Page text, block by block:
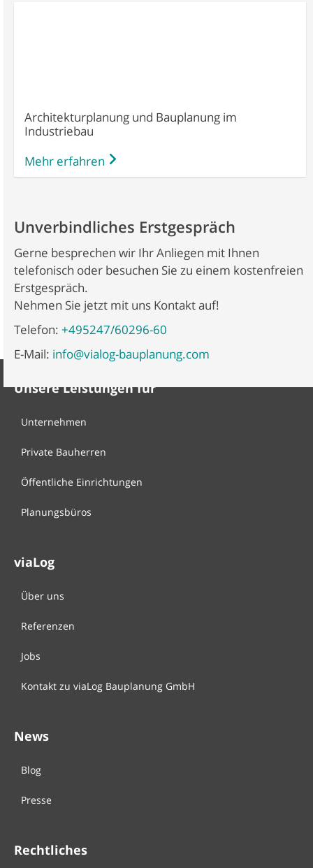
Architekturplanung und Bauplanung im
Industriebau
Mehr erfahren
Unverbindliches Erstgespräch
Gerne besprechen wir Ihr Anliegen mit Ihnen
telefonisch oder besuchen Sie zu einem kostenfreien
Erstgespräch.
Nehmen Sie jetzt mit uns Kontakt auf!
Telefon: +495247/60296-60
E-Mail: info@vialog-bauplanung.com
Unsere Leistungen für
Unternehmen
Private Bauherren
Öffentliche Einrichtungen
Planungsbüros
viaLog
Über uns
Referenzen
Jobs
Kontakt zu viaLog Bauplanung GmbH
News
Blog
Presse
Rechtliches